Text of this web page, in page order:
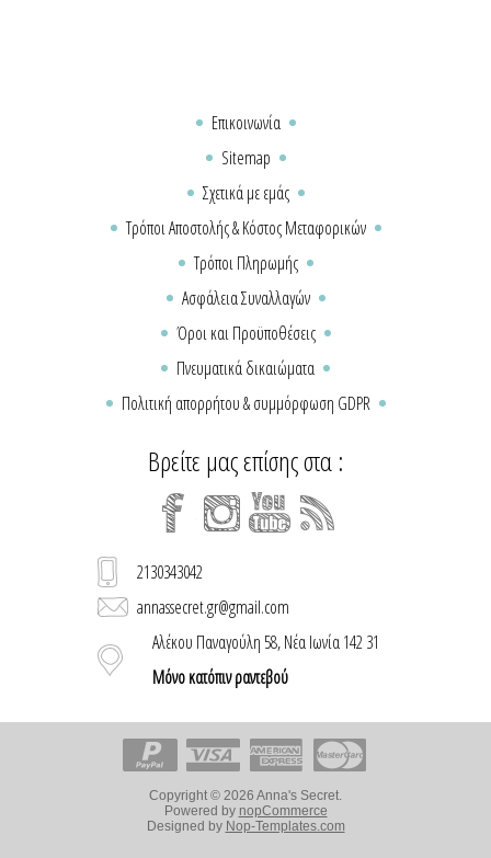
Επικοινωνία
Sitemap
Σχετικά με εμάς
Τρόποι Αποστολής & Κόστος Μεταφορικών
Τρόποι Πληρωμής
Ασφάλεια Συναλλαγών
Όροι και Προϋποθέσεις
Πνευματικά δικαιώματα
Πολιτική απορρήτου & συμμόρφωση GDPR
Βρείτε μας επίσης στα :
2130343042
annassecret.gr@gmail.com
Αλέκου Παναγούλη 58, Νέα Ιωνία 142 31
Μόνο κατόπιν ραντεβού
Copyright © 2026 Anna's Secret.
Powered by nopCommerce
Designed by Nop-Templates.com